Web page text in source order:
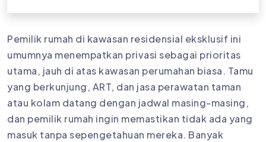
Pemilik rumah di kawasan residensial eksklusif ini
umumnya menempatkan privasi sebagai prioritas
utama, jauh di atas kawasan perumahan biasa. Tamu
yang berkunjung, ART, dan jasa perawatan taman
atau kolam datang dengan jadwal masing-masing,
dan pemilik rumah ingin memastikan tidak ada yang
masuk tanpa sepengetahuan mereka. Banyak